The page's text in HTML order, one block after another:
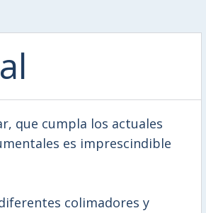
que cumpla los actuales
es imprescindible
colimadores y